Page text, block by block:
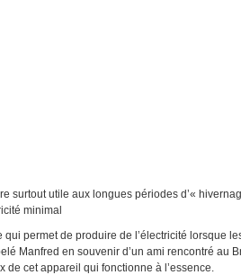
utile aux longues périodes d’«
minimal
de produire de l’électricité lorsque
Manfred en souvenir d’un ami rencontré au
de cet appareil qui fonctionne à l’essence.